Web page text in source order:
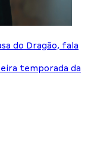
do Dragão, fala
temporada da